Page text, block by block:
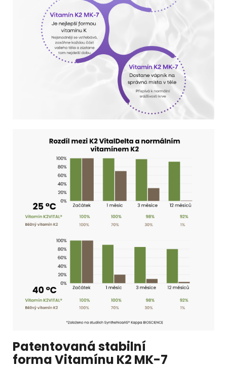
Patentovaná stabilní
forma Vitamínu K2 MK-7